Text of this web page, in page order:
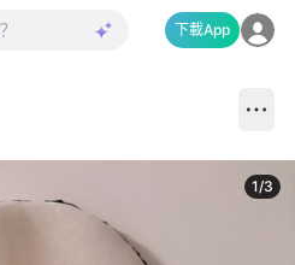
下載App
1/3